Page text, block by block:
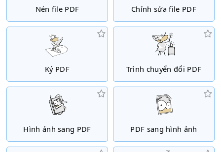
Nén file PDF Chỉnh sửa file PDF
Ký PDF Trình chuyển đổi PDF
Hình ảnh sang PDF PDF sang hình ảnh